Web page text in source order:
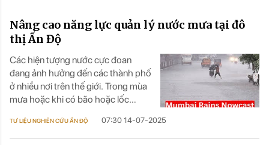
Nâng cao năng lực quản lý nước mưa tại đô
thị Ấn Độ
Các hiện tượng nước cực đoan
đang ảnh hưởng đến các thành phố
ở nhiều nơi trên thế giới. Trong mùa
mưa hoặc khi có bão hoặc lốc
thành phố đột ngột, cùng với sự
chuẩn bị không đầy đủ của các cơ
TƯ LIỆU NGHIÊN CỨU ẤN ĐỘ 07:30 14-07-2025